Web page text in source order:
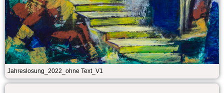
Jahreslosung_2022_ohne Text_V1